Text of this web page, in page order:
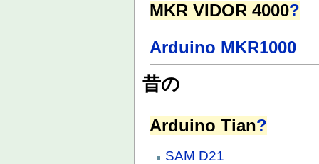
MKR VIDOR 4000?
Arduino MKR1000
昔の
Arduino Tian?
SAM D21